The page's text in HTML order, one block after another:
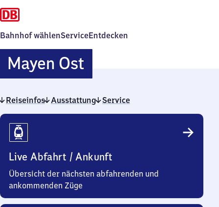
Bahnhof wählenServiceEntdecken
Mayen OstMayen
Ost
Reiseinfos Ausstattung Service
Reiseinfos
Live Abfahrt / Ankunft
Übersicht der nächsten abfahrenden und
ankommenden Züge